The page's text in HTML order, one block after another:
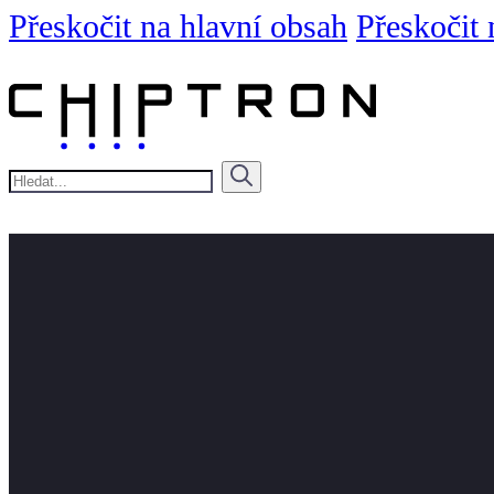
Přeskočit na hlavní obsah Přeskočit
Hledat